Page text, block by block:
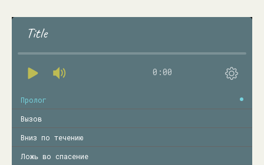
Title
0:00
Пролог
Вызов
Вниз по течению
Ложь во спасение